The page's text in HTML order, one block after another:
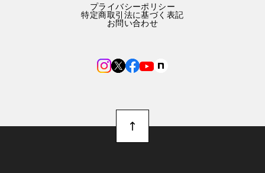
プライバシーポリシー
特定商取引法に基づく表記
お問い合わせ